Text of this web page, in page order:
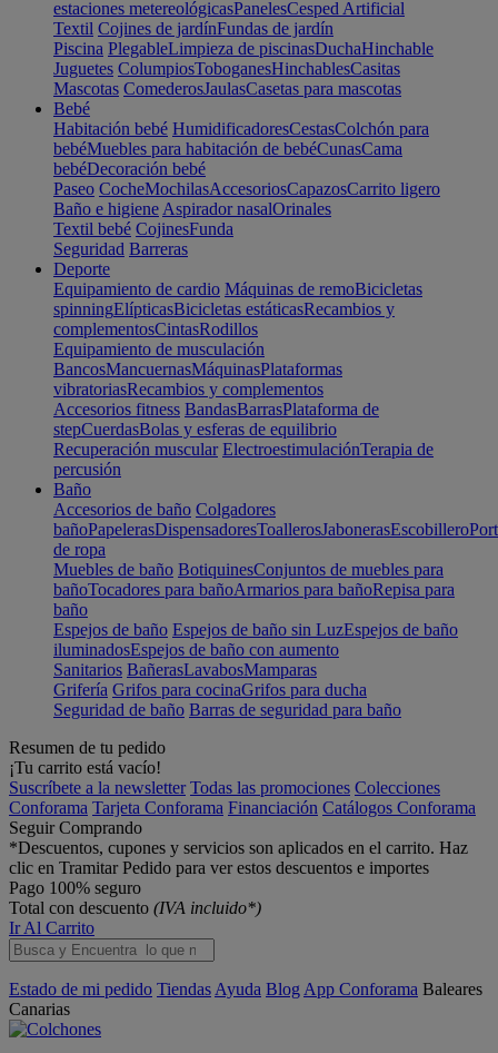
estaciones metereológicasPanelesCesped Artificial
Textil Cojines de jardínFundas de jardín
Piscina PlegableLimpieza de piscinasDuchaHinchable
Juguetes ColumpiosToboganesHinchablesCasitas
Mascotas ComederosJaulasCasetas para mascotas
Bebé
Habitación bebé HumidificadoresCestasColchón para
bebéMuebles para habitación de bebéCunasCama
bebéDecoración bebé
Paseo CocheMochilasAccesoriosCapazosCarrito ligero
Baño e higiene Aspirador nasalOrinales
Textil bebé CojinesFunda
Seguridad Barreras
Deporte
Equipamiento de cardio Máquinas de remoBicicletas
spinningElípticasBicicletas estáticasRecambios y
complementosCintasRodillos
Equipamiento de musculación
BancosMancuernasMáquinasPlataformas
vibratoriasRecambios y complementos
Accesorios fitness BandasBarrasPlataforma de
stepCuerdasBolas y esferas de equilibrio
Recuperación muscular ElectroestimulaciónTerapia de
percusión
Baño
Accesorios de baño Colgadores
bañoPapelerasDispensadoresToallerosJabonerasEscobillero
de ropa
Muebles de baño BotiquinesConjuntos de muebles para
bañoTocadores para bañoArmarios para bañoRepisa para
baño
Espejos de baño Espejos de baño sin LuzEspejos de baño
iluminadosEspejos de baño con aumento
Sanitarios BañerasLavabosMamparas
Grifería Grifos para cocinaGrifos para ducha
Seguridad de baño Barras de seguridad para baño
Resumen de tu pedido
¡Tu carrito está vacío!
Suscríbete a la newsletter Todas las promociones Colecciones
Conforama Tarjeta Conforama Financiación Catálogos Conforama
Seguir Comprando
*Descuentos, cupones y servicios son aplicados en el carrito. Haz
clic en Tramitar Pedido para ver estos descuentos e importes
Pago 100% seguro
Total con descuento (IVA incluido*)
Ir Al Carrito
Estado de mi pedido Tiendas Ayuda Blog App Conforama Baleares
Canarias